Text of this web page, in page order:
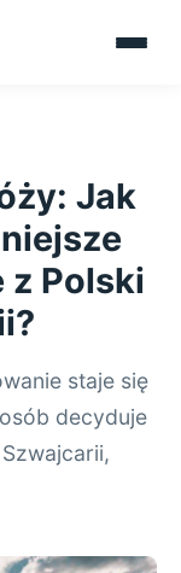
Jak
z Polski
staje się
decyduje